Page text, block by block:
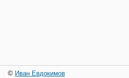
© Иван Евдокимов